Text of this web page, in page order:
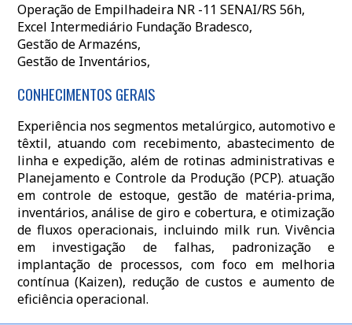
Operação de Empilhadeira NR -11 SENAI/RS 56h,
Excel Intermediário Fundação Bradesco,
Gestão de Armazéns,
Gestão de Inventários,
CONHECIMENTOS GERAIS
Experiência nos segmentos metalúrgico, automotivo e
têxtil, atuando com recebimento, abastecimento de
linha e expedição, além de rotinas administrativas e
Planejamento e Controle da Produção (PCP). atuação
em controle de estoque, gestão de matéria-prima,
inventários, análise de giro e cobertura, e otimização
de fluxos operacionais, incluindo milk run. Vivência
em investigação de falhas, padronização e
implantação de processos, com foco em melhoria
contínua (Kaizen), redução de custos e aumento de
eficiência operacional.